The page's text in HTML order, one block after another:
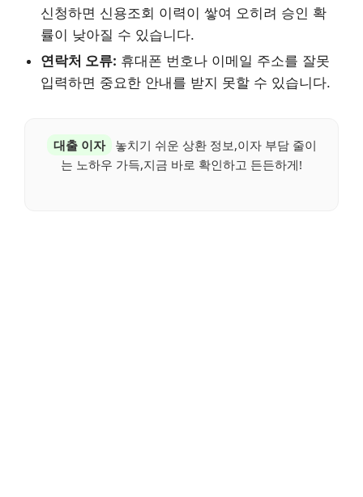
신청하면 신용조회 이력이 쌓여 오히려 승인 확
률이 낮아질 수 있습니다.
연락처 오류: 휴대폰 번호나 이메일 주소를 잘못
입력하면 중요한 안내를 받지 못할 수 있습니다.
대출 이자
놓치기 쉬운 상환 정보,이자 부담 줄이
는 노하우 가득,지금 바로 확인하고 든든하게!